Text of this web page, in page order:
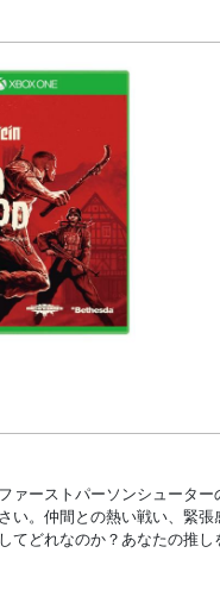
ァーストパーソンシューター
い。仲間との熱い戦い、緊張
てどれなのか？あなたの推し